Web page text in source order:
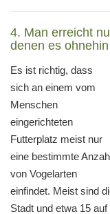
4. Man erreicht
denen es
Es ist richtig, dass
sich an einem vom
Menschen
eingerichteten
Futterplatz meist nur
eine bestimmte
von Vogelarten
einfindet. Meist sind
Stadt und etwa 15